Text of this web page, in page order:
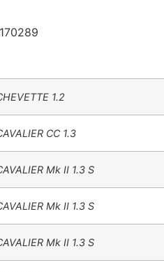
1.2
CC 1.3
Mk II 1.3 S
Mk II 1.3 S
Mk II 1.3 S